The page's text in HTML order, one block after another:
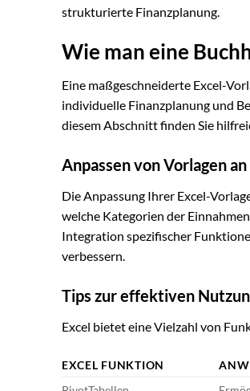
strukturierte Finanzplanung.
Wie man eine
Eine maßgeschneiderte Excel-
individuelle Finanzplanung und
diesem Abschnitt finden Sie
Anpassen von Vorlagen
Die Anpassung Ihrer Excel-
welche Kategorien der
Integration spezifischer
verbessern.
Tips zur effektiven
Excel bietet eine Vielzahl von
EXCEL FUNKTION